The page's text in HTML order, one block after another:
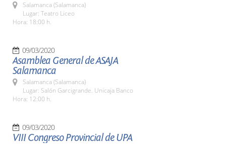
Salamanca (Salamanca)
Lugar: Teatro Liceo
Hora: 18:00 h.
09/03/2020
Asamblea General de ASAJA
Salamanca
Salamanca (Salamanca)
Lugar: Salón Garcigrande. Unicaja Banco
Hora: 12:00 h.
09/03/2020
VIII Congreso Provincial de UPA